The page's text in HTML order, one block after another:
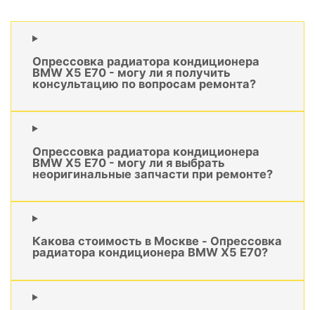
Опрессовка радиатора кондиционера
BMW X5 E70 - могу ли я получить
консультацию по вопросам ремонта?
Опрессовка радиатора кондиционера
BMW X5 E70 - могу ли я выбрать
неоригинальные запчасти при ремонте?
Какова стоимость в Москве - Опрессовка
радиатора кондиционера BMW X5 E70?